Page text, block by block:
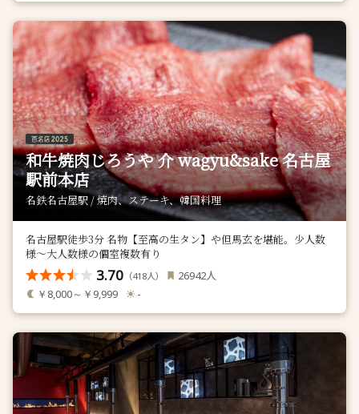
和牛焼肉じろうや 介 wagyu&sake 名古屋
駅前本店
名鉄名古屋駅 / 焼肉、ステーキ、韓国料理
名古屋駅徒歩3分 名物【至高の生タン】や但馬玄を堪能。少人数
様〜大人数様の個室複数有り
3.70 （418人） 26942人
￥8,000～￥9,999 -